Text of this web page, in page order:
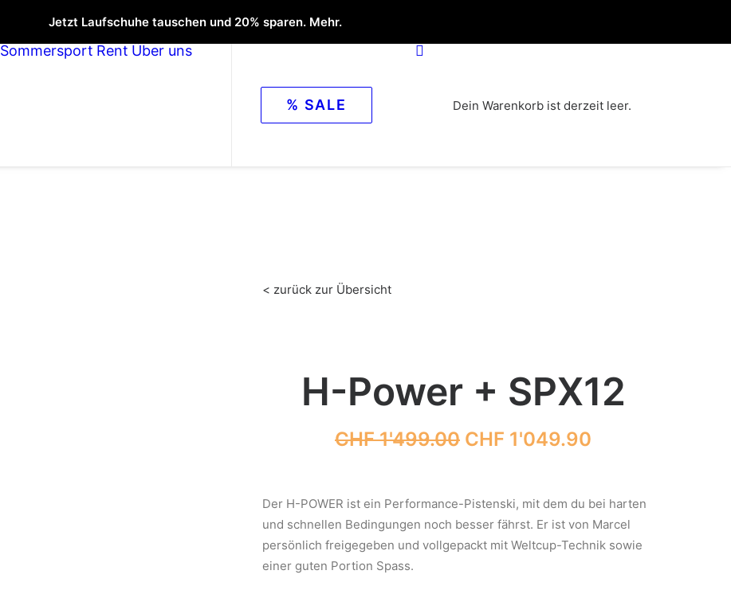
Jetzt Laufschuhe tauschen und 20% sparen. Mehr.
Sommersport Rent Über uns
% SALE Dein Warenkorb ist derzeit leer.
< zurück zur Übersicht
H-Power + SPX12
CHF1'499.00 Ursprünglicher
CHF 1'499.00
CHF 1'049.90
CHF 1'049.90.
Der H-POWER ist ein Performance-Pistenski, mit dem du bei harten
und schnellen Bedingungen noch besser fährst. Er ist von Marcel
persönlich freigegeben und vollgepackt mit Weltcup-Technik sowie
einer guten Portion Spass.